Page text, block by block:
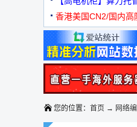
机
香港美国CN2/国内
您的位置： 首页 → 网络